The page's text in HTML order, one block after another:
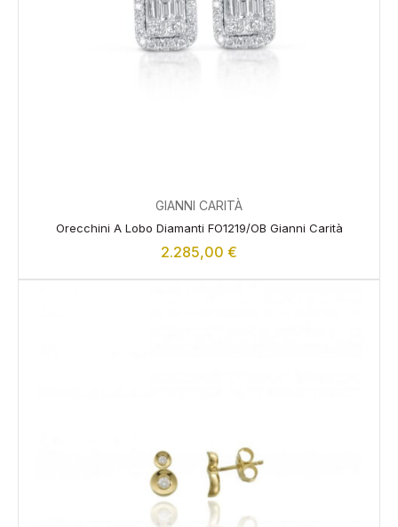
GIANNI CARITÀ
Orecchini A Lobo Diamanti FO1219/OB Gianni Carità
2.285,00 €